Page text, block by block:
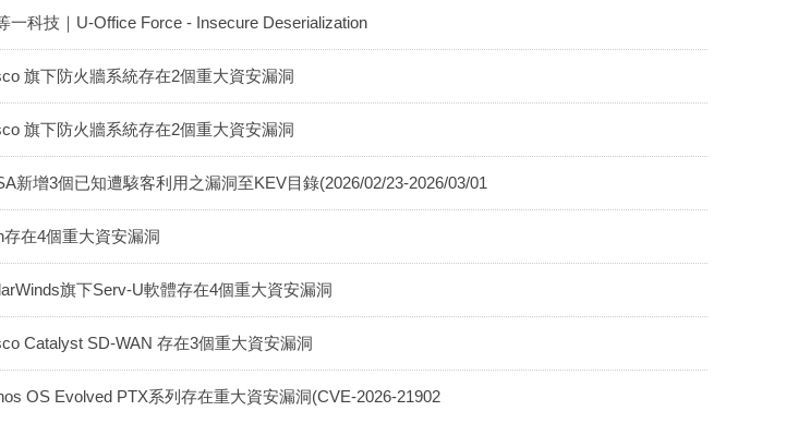
一科技｜U-Office Force - Insecure Deserialization
旗下防火牆系統存在2個重大資安漏洞
旗下防火牆系統存在2個重大資安漏洞
新增3個已知遭駭客利用之漏洞至KEV目錄(2026/02/23-2026/03/01
存在4個重大資安漏洞
旗下Serv-U軟體存在4個重大資安漏洞
Catalyst SD-WAN 存在3個重大資安漏洞
OS Evolved PTX系列存在重大資安漏洞(CVE-2026-21902